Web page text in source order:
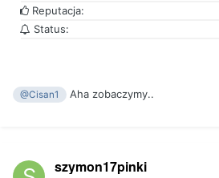
Reputacja:
Status:
@Cisan1 Aha zobaczymy..
szymon17pinki